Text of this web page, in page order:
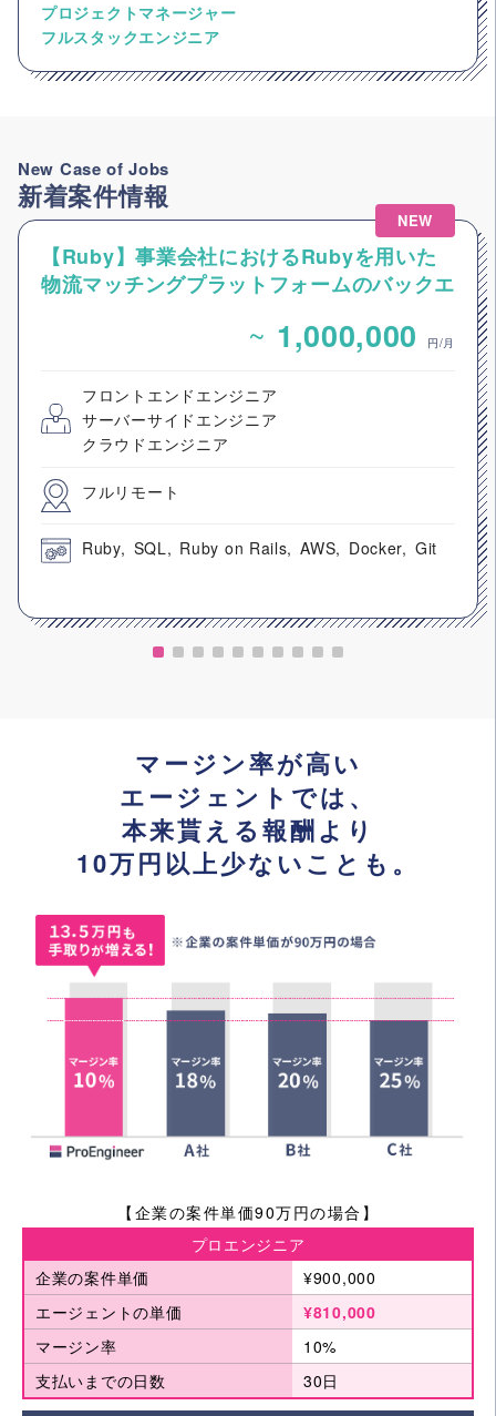
プロジェクトマネージャー
フルスタックエンジニア
New Case of Jobs
新着案件情報
NEW
【Ruby】事業会社におけるRubyを用いた
物流マッチングプラットフォームのバックエ
~ 1,000,000 円/月
フロントエンドエンジニア
サーバーサイドエンジニア
クラウドエンジニア
フルリモート
Ruby SQL Ruby on Rails AWS Docker Git
マージン率が高い
エージェントでは、
本来貰える報酬より
10万円以上少ないことも。
【企業の案件単価90万円の場合】
プロエンジニア
企業の案件単価
¥900,000
エージェントの単価
¥810,000
マージン率
10%
支払いまでの日数
30日